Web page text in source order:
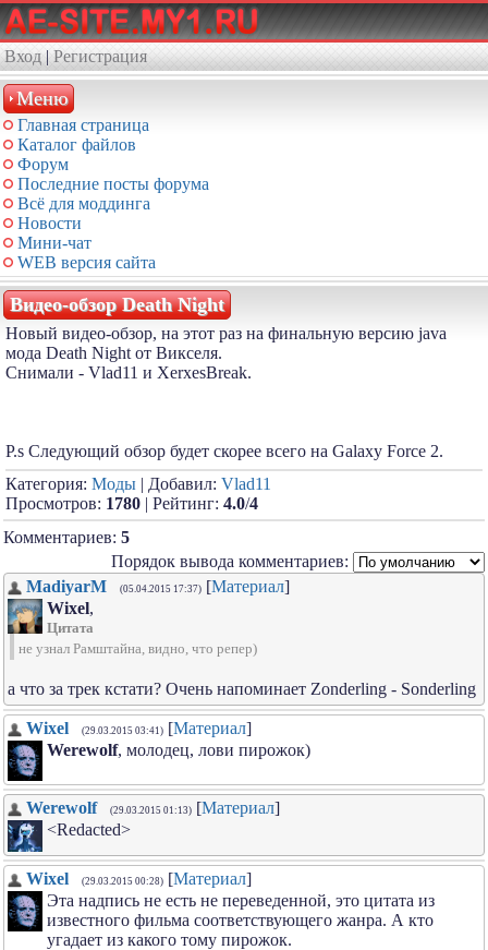
Вход | Регистрация
Меню
Главная страница
Каталог файлов
Форум
Последние посты форума
Всё для моддинга
Новости
Мини-чат
WEB версия сайта
Видео-обзор Death Night
Новый видео-обзор, на этот раз на финальную версию java
мода Death Night от Викселя.
Снимали - Vlad11 и XerxesBreak.
P.s Следующий обзор будет скорее всего на Galaxy Force 2.
Категория: Моды | Добавил: Vlad11
Просмотров: 1780 | Рейтинг: 4.0/4
Комментариев: 5
Порядок вывода комментариев:
MadiyarM
(05.04.2015 17:37) [Материал]
Wixel,
Цитата
не узнал Рамштайна, видно, что репер)
а что за трек кстати? Очень напоминает Zonderling - Sonderling
Wixel (29.03.2015 03:41) [Материал]
Werewolf, молодец, лови пирожок)
Werewolf (29.03.2015 01:13) [Материал]
<Redacted>
Wixel (29.03.2015 00:28) [Материал]
Эта надпись не есть не переведенной, это цитата из
известного фильма соответствующего жанра. А кто
угадает из какого тому пирожок.